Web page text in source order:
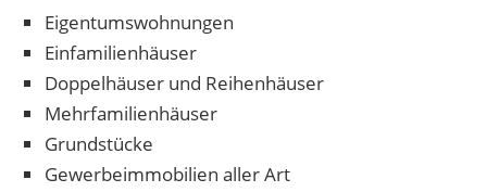
Eigentumswohnungen
Einfamilienhäuser
Doppelhäuser und Reihenhäuser
Mehrfamilienhäuser
Grundstücke
Gewerbeimmobilien aller Art